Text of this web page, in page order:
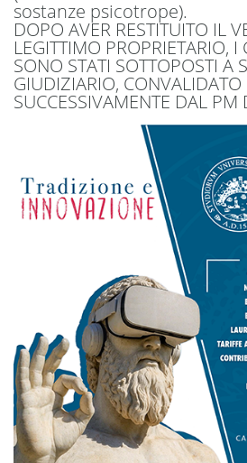
sostanze psicotrope).
DOPO AVER RESTITUITO IL
LEGITTIMO PROPRIETARIO, I
SONO STATI SOTTOPOSTI A
GIUDIZIARIO, CONVALIDATO
SUCCESSIVAMENTE DAL PM